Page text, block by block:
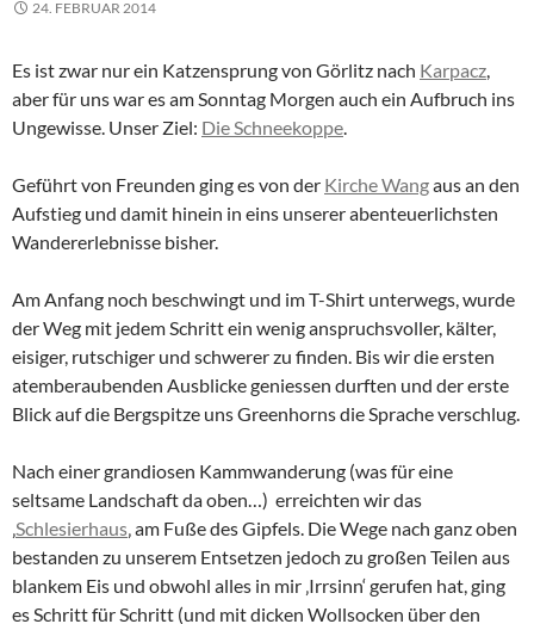
24. FEBRUAR 2014
Es ist zwar nur ein Katzensprung von Görlitz nach Karpacz,
aber für uns war es am Sonntag Morgen auch ein Aufbruch ins
Ungewisse. Unser Ziel: Die Schneekoppe.
Geführt von Freunden ging es von der Kirche Wangaus an den
Aufstieg und damit hinein in eins unserer abenteuerlichsten
Wandererlebnisse bisher.
Am Anfang noch beschwingt und im T-Shirt unterwegs, wurde
der Weg mit jedem Schritt ein wenig anspruchsvoller, kälter,
eisiger, rutschiger und schwerer zu finden. Bis wir die ersten
atemberaubenden Ausblicke geniessen durften und der erste
Blick auf die Bergspitze uns Greenhorns die Sprache verschlug.
Nach einer grandiosen Kammwanderung (was für eine
seltsame Landschaft da oben…) erreichten wir das
‚Schlesierhaus‚ am Fuße des Gipfels. Die Wege nach ganz oben
bestanden zu unserem Entsetzen jedoch zu großen Teilen aus
blankem Eis und obwohl alles in mir ‚Irrsinn‘ gerufen hat, ging
es Schritt für Schritt (und mit dicken Wollsocken über den